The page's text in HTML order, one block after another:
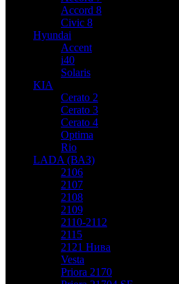
Accord 8
Civic 8
Hyundai
Accent
i40
Solaris
KIA
Cerato 2
Cerato 3
Cerato 4
Optima
Rio
LADA (ВАЗ)
2106
2107
2108
2109
2110-2112
2115
2121 Нива
Vesta
Priora 2170